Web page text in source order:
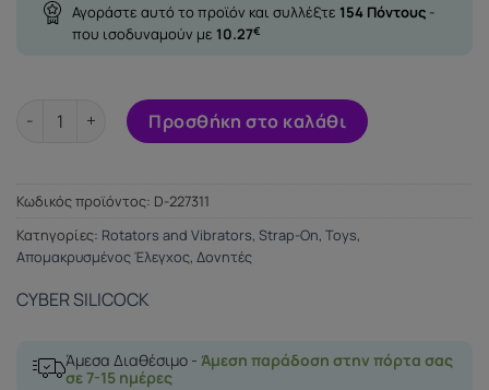
Αγοράστε αυτό το προϊόν και συλλέξτε 154 Πόντους -
που ισοδυναμούν με 10.27€
CYBER SILICOCK STRAP-ON MASTER JOHN REMOTE
Προσθήκη στο καλάθι
Κωδικός προϊόντος: D-227311
Κατηγορίες: Rotators and Vibrators, Strap-On, Toys,
Απομακρυσμένος Έλεγχος, Δονητές
CYBER SILICOCK
Άμεσα Διαθέσιμο - Άμεση παράδοση στην πόρτα σας
σε 7-15 ημέρες